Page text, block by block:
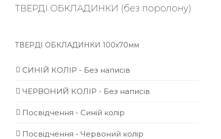
ТВЕРДІ ОБКЛАДИНКИ (без поролону)
ТВЕРДІ ОБКЛАДИНКИ 100х70мм
СИНІЙ КОЛІР - Без написів
ЧЕРВОНИЙ КОЛІР - Без написів
Посвідчення - Синій колір
Посвідчення - Червоний колір